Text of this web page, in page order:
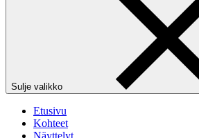
Sulje valikko
Etusivu
Kohteet
Näyttelyt